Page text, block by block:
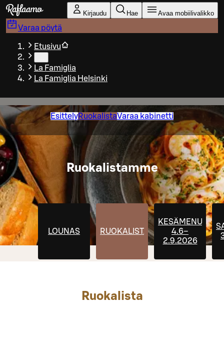
Siirry pääsisältöön
Kirjaudu Hae Avaa mobiilivalikko
Varaa pöytä
Etusivu
La Famiglia
La Famiglia Helsinki
EsittelyRuokalistaVaraa kabinetti
Ruokalistamme
LOUNAS RUOKALISTA
KESÄMENU
4.6–
2.9.2026
Ruokalista